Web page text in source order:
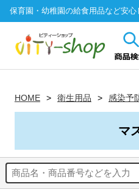
保育園・幼稚園の給食用品など安
HOME 衛生用品 感染予
マ